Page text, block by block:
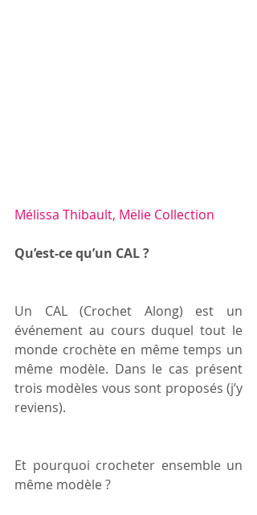
Mélissa Thibault, Mëlie Collection
Qu’est-ce qu’un CAL ?
Un CAL (Crochet Along) est un
événement au cours duquel tout le
monde crochète en même temps un
même modèle. Dans le cas présent
trois modèles vous sont proposés (j’y
reviens).
Et pourquoi crocheter ensemble un
même modèle ?